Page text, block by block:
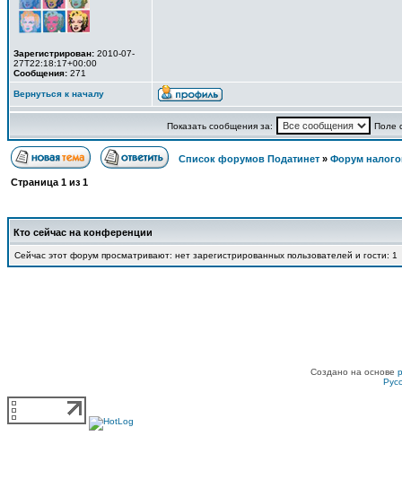
Зарегистрирован: 2010-07-
27T22:18:17+00:00
Сообщения: 271
Вернуться к началу
Показать сообщения за: Поле
Список форумов Податинет » Форум
Страница 1 из 1
Кто сейчас на конференции
Сейчас этот форум просматривают: нет зарегистрированных пользователей и гости: 1
Создано на основе